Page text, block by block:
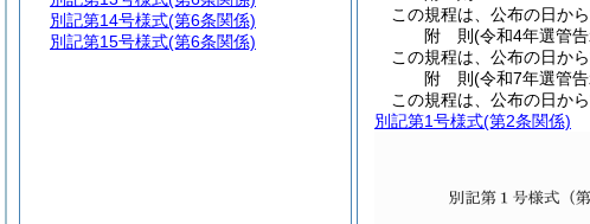
この規程は、公布の日から
附 則(令和4年選管
この規程は、公布の日から
附 則(令和7年選管
この規程は、公布の日から
別記第1号様式(第2条関係)
別記第14号様式(第6条関係)
別記第15号様式(第6条関係)